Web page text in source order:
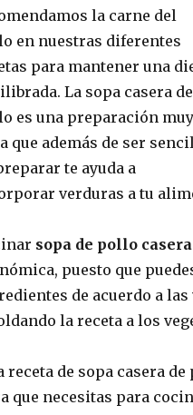
la carne del
en nuestras diferentes
para mantener una
La sopa casera de
es una preparación muy
que además de ser
te ayuda a
verduras a tu
sopa de pollo casera
puesto que
de acuerdo a
la receta a los
receta de sopa casera
que necesitas para